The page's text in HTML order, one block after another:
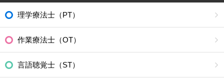
理学療法士（PT）
作業療法士（OT）
言語聴覚士（ST）